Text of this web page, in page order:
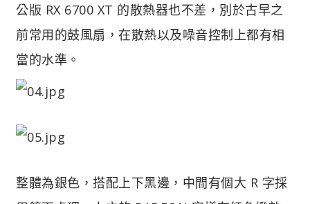
公版 RX 6700 XT 的散熱器也不差，別於古早之
前常用的鼓風扇，在散熱以及噪音控制上都有相
當的水準。
整體為銀色，搭配上下黑邊，中間有個大 R 字採